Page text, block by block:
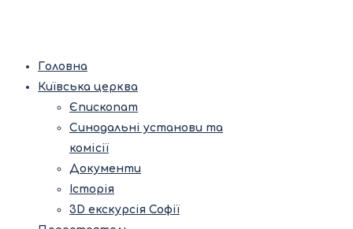
Головна
Київська церква
Єпископат
Синодальні установи та
комісії
Документи
Історія
3D екскурсія Софії